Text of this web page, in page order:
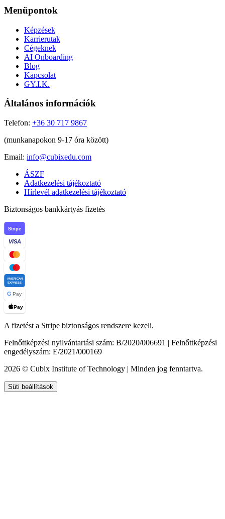
Menüpontok
Képzések
Karrierutak
Cégeknek
AI Onboarding
Blog
Kapcsolat
GY.I.K.
Általános információk
Telefon: +36 30 717 9867
(munkanapokon 9-17 óra között)
Email: info@cubixedu.com
ÁSZF
Adatkezelési tájékoztató
Hírlevél adatkezelési tájékoztató
Biztonságos bankkártyás fizetés
Stripe
VISA
AMERICAN
EXPRESS
G Pay
Pay
A fizetést a Stripe biztonságos rendszere kezeli.
Felnőttképzési nyilvántartási szám: B/2020/006691 | Felnőttképzési
engedélyszám: E/2021/000169
2026 © Cubix Institute of Technology | Minden jog fenntartva.
Süti beállítások